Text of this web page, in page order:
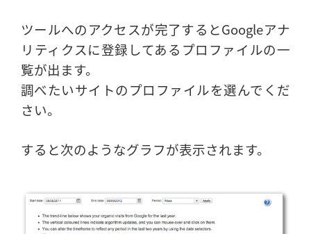
ツールへのアクセスが完了するとGoogleアナ
リティクスに登録してあるプロファイルの一
覧が出ます。
調べたいサイトのプロファイルを選んでくだ
さい。
すると次のようなグラフが表示されます。